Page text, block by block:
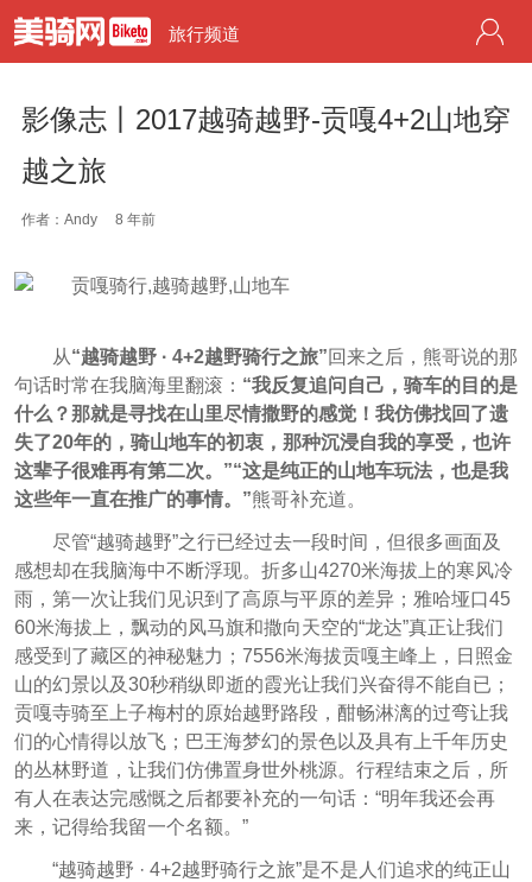
旅行频道
影像志丨2017越骑越野-贡嘎4+2山地穿
越之旅
作者：Andy 8 年前
从“越骑越野 · 4+2越野骑行之旅”回来之后，熊哥说的那
句话时常在我脑海里翻滚： “我反复追问自己，骑车的目的是
什么？那就是寻找在山里尽情撒野的感觉！我仿佛找回了遗
失了20年的，骑山地车的初衷，那种沉浸自我的享受，也许
这辈子很难再有第二次。”“这是纯正的山地车玩法，也是我
这些年一直在推广的事情。”熊哥补充道。
尽管“越骑越野”之行已经过去一段时间，但很多画面及
感想却在我脑海中不断浮现。折多山4270米海拔上的寒风冷
雨，第一次让我们见识到了高原与平原的差异；雅哈垭口45
60米海拔上，飘动的风马旗和撒向天空的“龙达”真正让我们
感受到了藏区的神秘魅力；7556米海拔贡嘎主峰上，日照金
山的幻景以及30秒稍纵即逝的霞光让我们兴奋得不能自已；
贡嘎寺骑至上子梅村的原始越野路段，酣畅淋漓的过弯让我
们的心情得以放飞；巴王海梦幻的景色以及具有上千年历史
的丛林野道，让我们仿佛置身世外桃源。行程结束之后，所
有人在表达完感慨之后都要补充的一句话：“明年我还会再
来，记得给我留一个名额。”
“越骑越野 · 4+2越野骑行之旅”是不是人们追求的纯正山